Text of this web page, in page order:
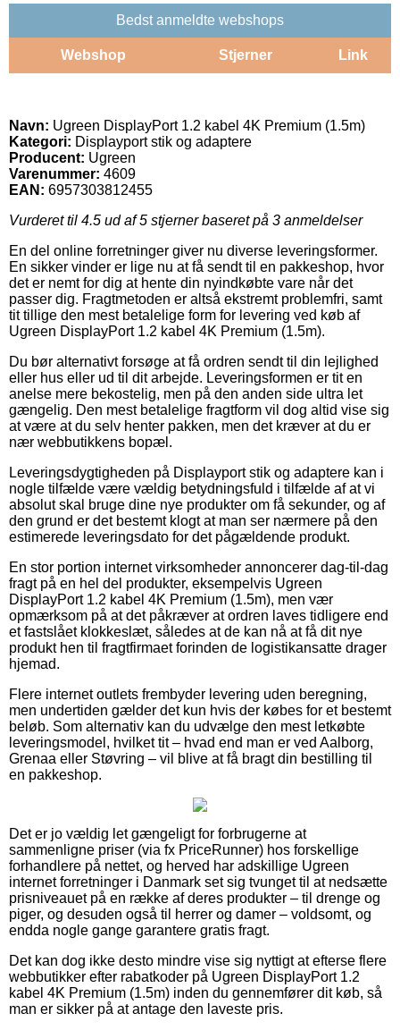
Bedst anmeldte webshops
Webshop Stjerner Link
Navn: Ugreen DisplayPort 1.2 kabel 4K Premium (1.5m)
Kategori: Displayport stik og adaptere
Producent: Ugreen
Varenummer: 4609
EAN: 6957303812455
Vurderet til 4.5 ud af 5 stjerner baseret på 3 anmeldelser
En del online forretninger giver nu diverse leveringsformer.
En sikker vinder er lige nu at få sendt til en pakkeshop, hvor
det er nemt for dig at hente din nyindkøbte vare når det
passer dig. Fragtmetoden er altså ekstremt problemfri, samt
tit tillige den mest betalelige form for levering ved køb af
Ugreen DisplayPort 1.2 kabel 4K Premium (1.5m).
Du bør alternativt forsøge at få ordren sendt til din lejlighed
eller hus eller ud til dit arbejde. Leveringsformen er tit en
anelse mere bekostelig, men på den anden side ultra let
gængelig. Den mest betalelige fragtform vil dog altid vise sig
at være at du selv henter pakken, men det kræver at du er
nær webbutikkens bopæl.
Leveringsdygtigheden på Displayport stik og adaptere kan i
nogle tilfælde være vældig betydningsfuld i tilfælde af at vi
absolut skal bruge dine nye produkter om få sekunder, og af
den grund er det bestemt klogt at man ser nærmere på den
estimerede leveringsdato for det pågældende produkt.
En stor portion internet virksomheder annoncerer dag-til-dag
fragt på en hel del produkter, eksempelvis Ugreen
DisplayPort 1.2 kabel 4K Premium (1.5m), men vær
opmærksom på at det påkræver at ordren laves tidligere end
et fastslået klokkeslæt, således at de kan nå at få dit nye
produkt hen til fragtfirmaet forinden de logistikansatte drager
hjemad.
Flere internet outlets frembyder levering uden beregning,
men undertiden gælder det kun hvis der købes for et bestemt
beløb. Som alternativ kan du udvælge den mest letkøbte
leveringsmodel, hvilket tit – hvad end man er ved Aalborg,
Grenaa eller Støvring – vil blive at få bragt din bestilling til
en pakkeshop.
Det er jo vældig let gængeligt for forbrugerne at
sammenligne priser (via fx PriceRunner) hos forskellige
forhandlere på nettet, og herved har adskillige Ugreen
internet forretninger i Danmark set sig tvunget til at nedsætte
prisniveauet på en række af deres produkter – til drenge og
piger, og desuden også til herrer og damer – voldsomt, og
endda nogle gange garantere gratis fragt.
Det kan dog ikke desto mindre vise sig nyttigt at efterse flere
webbutikker efter rabatkoder på Ugreen DisplayPort 1.2
kabel 4K Premium (1.5m) inden du gennemfører dit køb, så
man er sikker på at antage den laveste pris.